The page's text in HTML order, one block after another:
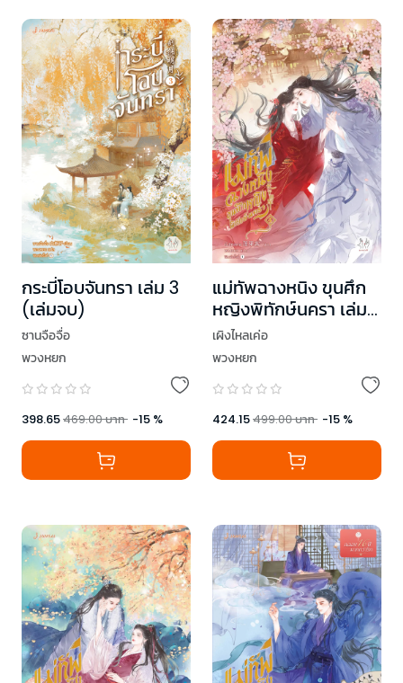
กระบี่โอบจันทรา เล่ม 3
(เล่มจบ)
ซานจือจื่อ
พวงหยก
398.65469.00บาท -15 %
แม่ทัพฉางหนิง ขุนศึก
หญิงพิทักษ์นครา เล่ม
4 (เล่มจบ)
เผิงไหลเค่อ
พวงหยก
424.15499.00บาท -15 %